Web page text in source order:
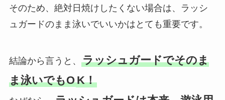
そのため、絶対日焼けしたくない場合は、ラッシ
ュガードのまま泳いでいいかはとても重要です。
結論から言うと、 ラッシュガードでそのま
ま泳いでもOK！